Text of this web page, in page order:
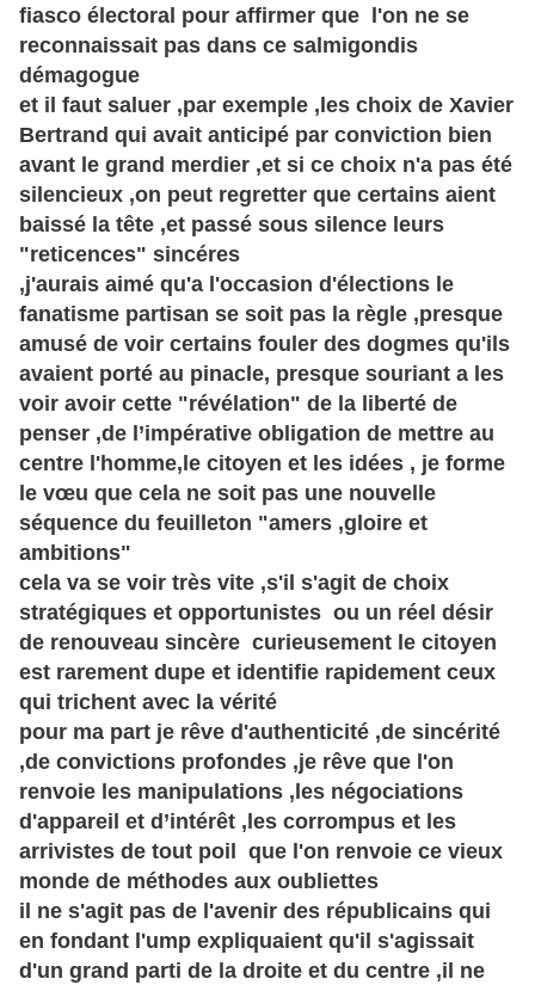
fiasco électoral pour affirmer que l'on ne se
reconnaissait pas dans ce salmigondis
démagogue
et il faut saluer ,par exemple ,les choix de Xavier
Bertrand qui avait anticipé par conviction bien
avant le grand merdier ,et si ce choix n'a pas été
silencieux ,on peut regretter que certains aient
baissé la tête ,et passé sous silence leurs
"reticences" sincéres
,j'aurais aimé qu'a l'occasion d'élections le
fanatisme partisan se soit pas la règle ,presque
amusé de voir certains fouler des dogmes qu'ils
avaient porté au pinacle, presque souriant a les
voir avoir cette "révélation" de la liberté de
penser ,de l’impérative obligation de mettre au
centre l'homme,le citoyen et les idées , je forme
le vœu que cela ne soit pas une nouvelle
séquence du feuilleton "amers ,gloire et
ambitions"
cela va se voir très vite ,s'il s'agit de choix
stratégiques et opportunistes ou un réel désir
de renouveau sincère curieusement le citoyen
est rarement dupe et identifie rapidement ceux
qui trichent avec la vérité
pour ma part je rêve d'authenticité ,de sincérité
,de convictions profondes ,je rêve que l'on
renvoie les manipulations ,les négociations
d'appareil et d’intérêt ,les corrompus et les
arrivistes de tout poil que l'on renvoie ce vieux
monde de méthodes aux oubliettes
il ne s'agit pas de l'avenir des républicains qui
en fondant l'ump expliquaient qu'il s'agissait
d'un grand parti de la droite et du centre ,il ne